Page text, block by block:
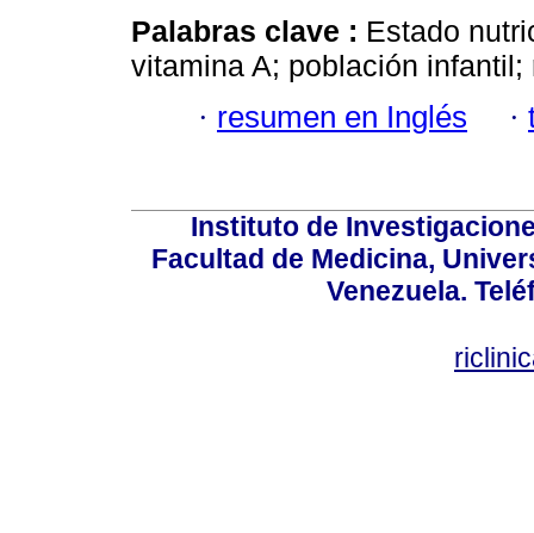
Palabras clave : Estado
vitamina A; población infantil;
· resumen en Inglés ·
Instituto de
Facultad de Medicina,
Venezuela.